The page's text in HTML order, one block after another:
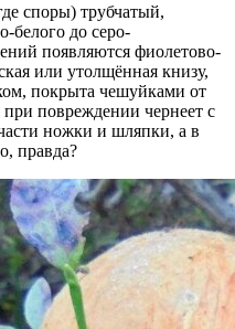
споры) трубчатый,
белого до серо-
появляются фиолетово-
или утолщённая книзу,
покрыта чешуйками от
при повреждении чернеет с
ножки и шляпки, а в
правда?